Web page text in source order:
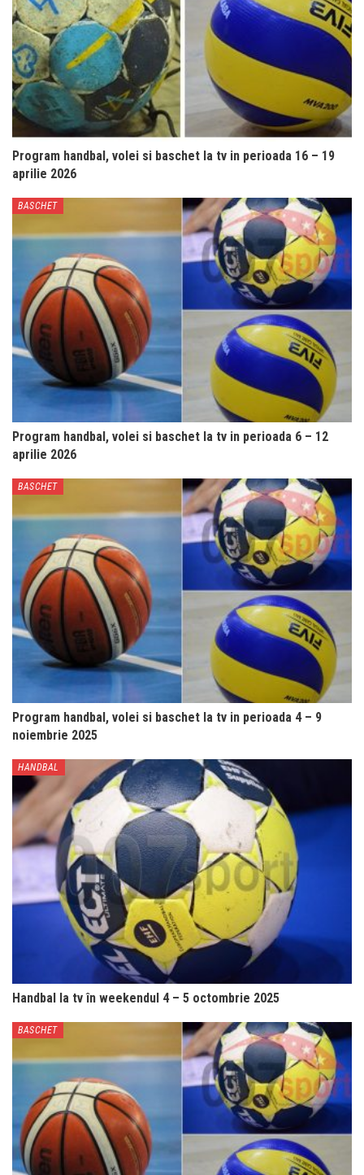
Program handbal, volei si baschet la tv in perioada 16 – 19
aprilie 2026
BASCHET
Program handbal, volei si baschet la tv in perioada 6 – 12
aprilie 2026
BASCHET
Program handbal, volei si baschet la tv in perioada 4 – 9
noiembrie 2025
HANDBAL
Handbal la tv în weekendul 4 – 5 octombrie 2025
BASCHET